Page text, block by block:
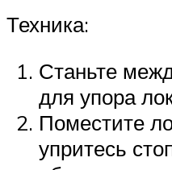
Техника:
Станьте
для упора
Поместите
упритесь